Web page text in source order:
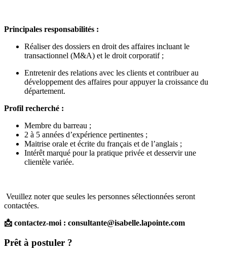
Principales responsabilités :
Réaliser des dossiers en droit des affaires incluant le
transactionnel (M&A) et le droit corporatif ;
Entretenir des relations avec les clients et contribuer au
développement des affaires pour appuyer la croissance du
département.
Profil recherché :
Membre du barreau ;
2 à 5 années d’expérience pertinentes ;
Maitrise orale et écrite du français et de l’anglais ;
Intérêt marqué pour la pratique privée et desservir une
clientèle variée.
Veuillez noter que seules les personnes sélectionnées seront
contactées.
📩 contactez-moi : consultante@isabelle.lapointe.com
Prêt à postuler ?